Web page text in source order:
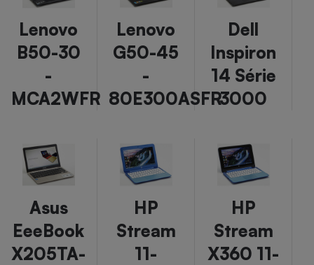
Lenovo
B50-30
-
MCA2WFR
Lenovo
G50-45
-
80E300ASFR
Dell
Inspiron
14 Série
3000
Asus
EeeBook
X205TA-
HP
Stream
11-
HP
Stream
X360 11-
Complément
alimentaire
Assurance emprunteur
Petit électroménager -
Lave-linge
Téléviseur
Mutuelle
Antimoustique